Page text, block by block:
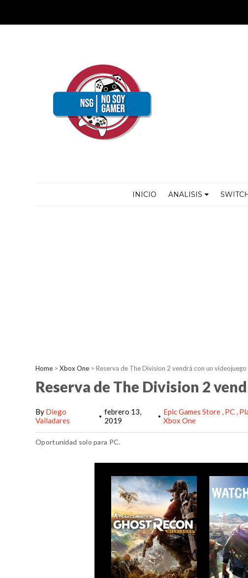
INICIO ANALISIS
Home > Xbox One > Reserva de The Division 2 vendrá con un
Reserva de The Division 2
By Diego
Valladares
• febrero 13,
2019
• Epic Games Store PC
Xbox One
Oportunidad solo para PC.